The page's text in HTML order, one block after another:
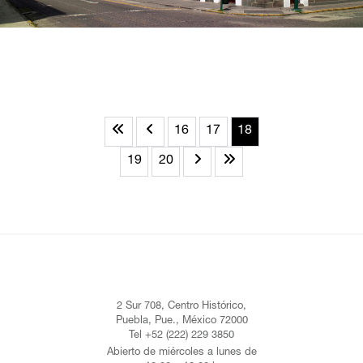
16 17 18
19 20
2 Sur 708, Centro Histórico,
Puebla, Pue., México 72000
Tel +52 (222) 229 3850
Abierto de miércoles a lunes de